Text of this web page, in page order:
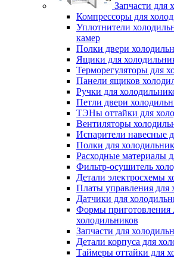
Запчасти для
Компрессоры для
Уплотнители
камер
Полки двери
Ящики для
Терморегуляторы для
Панели ящиков
Ручки для
Петли двери
ТЭНы оттайки для
Вентиляторы
Испарители навесные
Полки для
Расходные материалы
Фильтр-осушитель
Детали электросхемы
Платы управления для
Датчики для
Формы приготовления
холодильников
Запчасти для
Детали корпуса для
Таймеры оттайки для